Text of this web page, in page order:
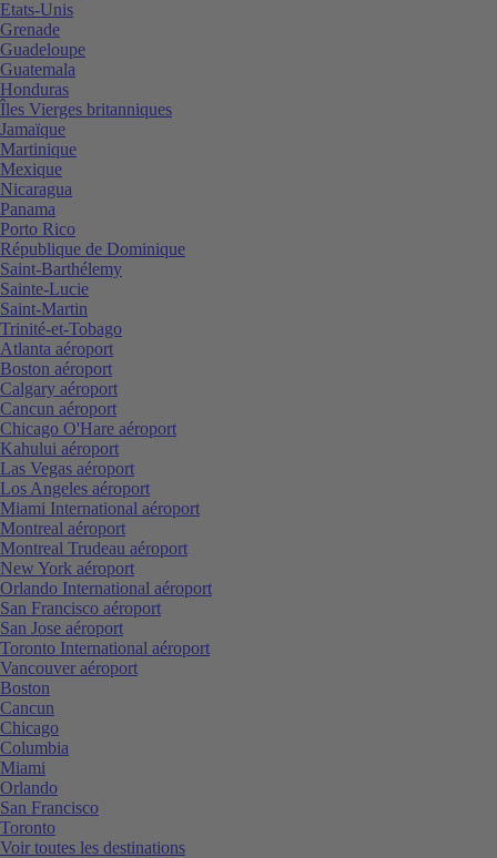
Etats-Unis
Grenade
Guadeloupe
Guatemala
Honduras
Îles Vierges britanniques
Jamaïque
Martinique
Mexique
Nicaragua
Panama
Porto Rico
République de Dominique
Saint-Barthélemy
Sainte-Lucie
Saint-Martin
Trinité-et-Tobago
Atlanta aéroport
Boston aéroport
Calgary aéroport
Cancun aéroport
Chicago O'Hare aéroport
Kahului aéroport
Las Vegas aéroport
Los Angeles aéroport
Miami International aéroport
Montreal aéroport
Montreal Trudeau aéroport
New York aéroport
Orlando International aéroport
San Francisco aéroport
San Jose aéroport
Toronto International aéroport
Vancouver aéroport
Boston
Cancun
Chicago
Columbia
Miami
Orlando
San Francisco
Toronto
Voir toutes les destinations